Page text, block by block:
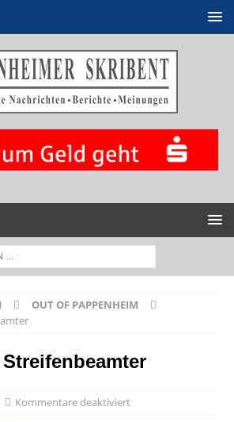
OUT OF PAPPENHEIM
Kommentare deaktiviert